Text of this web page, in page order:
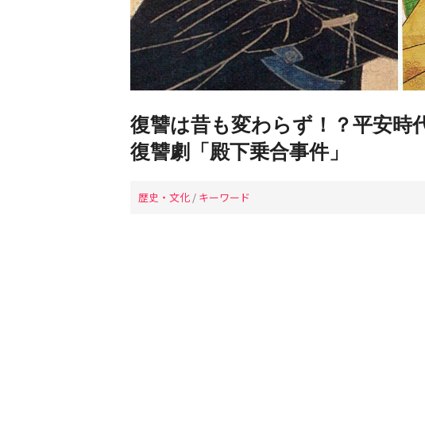
復讐は昔も変わらず！？平安時
復讐劇「殿下乗合事件」
歴史・文化 / キーワード